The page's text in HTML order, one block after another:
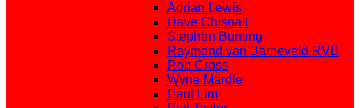
Adrian Lewis
Dave Chisnall
Stephen Bunting
Raymond van Barneveld RVB
Rob Cross
Wyne Mardle
Paul Lim